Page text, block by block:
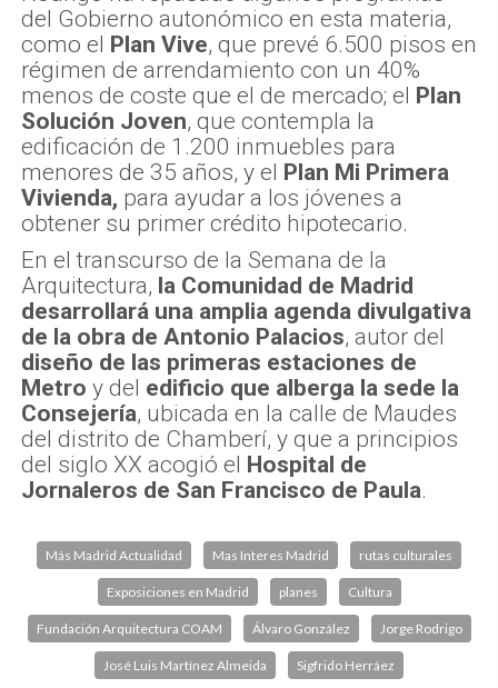
del Gobierno autonómico en esta materia,
como el Plan Vive, que prevé 6.500 pisos en
régimen de arrendamiento con un 40%
menos de coste que el de mercado; el Plan
Solución Joven, que contempla la
edificación de 1.200 inmuebles para
menores de 35 años, y el Plan Mi Primera
Vivienda, para ayudar a los jóvenes a
obtener su primer crédito hipotecario.
En el transcurso de la Semana de la
Arquitectura, la Comunidad de Madrid
desarrollará una amplia agenda divulgativa
de la obra de Antonio Palacios, autor del
diseño de las primeras estaciones de
Metro y del edificio que alberga la sede la
Consejería, ubicada en la calle de Maudes
del distrito de Chamberí, y que a principios
del siglo XX acogió el Hospital de
Jornaleros de San Francisco de Paula.
Más Madrid Actualidad Mas Interes Madrid rutas culturales
Exposiciones en Madrid planes Cultura
Fundación Arquitectura COAM Álvaro González Jorge Rodrigo
José Luis Martínez Almeida Sigfrido Herráez